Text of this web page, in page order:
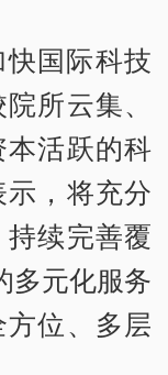
国际科技
所云集、
活跃的科
，将充分
续完善覆
多元化服务
位、多层